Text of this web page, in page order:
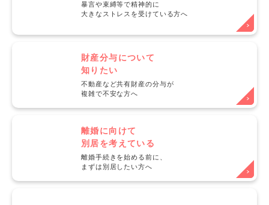
暴言や束縛等で精神的に
大きなストレスを受けている方へ
財産分与について
知りたい
不動産など共有財産の分与が
複雑で不安な方へ
離婚に向けて
別居を考えている
離婚手続きを始める前に、
まずは別居したい方へ